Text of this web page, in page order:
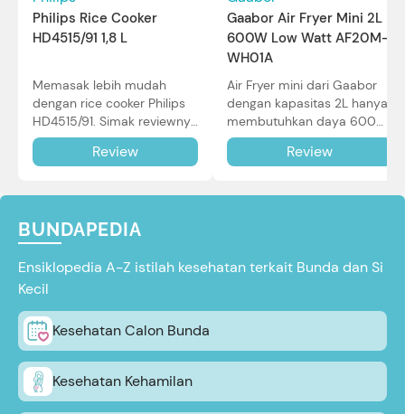
Philips Rice Cooker
HD4515/91 1,8 L
Memasak lebih mudah
dengan rice cooker Philips
HD4515/91. Simak reviewnya
di sini.
Review
Gaabor Air Fryer Mini 2L
600W Low Watt AF20M-
WH01A
Air Fryer mini dari Gaabor
dengan kapasitas 2L hanya
membutuhkan daya 600W
dalam pemakaian. Simak
review selengkapnya di sini.
Review
BUNDAPEDIA
Ensiklopedia A-Z istilah kesehatan terkait Bunda dan Si
Kecil
Kesehatan Calon Bunda
Kesehatan Kehamilan